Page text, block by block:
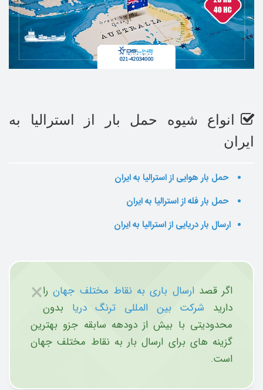
انواع شیوه حمل بار از استرالیا به
ایران
حمل بار هوایی از استرالیا به ایران
حمل بار فله از استرالیا به ایران
ارسال بار دریایی از استرالیا به ایران
× اگر قصدارسال باری به نقاط مختلف جهانرا
دارید شرکت بین المللی ترنگ دریا بدون
محدودیتی با بیش از دودهه سابقه جزو بهترین
گزینه های برای ارسال بار به نقاط مختلف جهان
است.